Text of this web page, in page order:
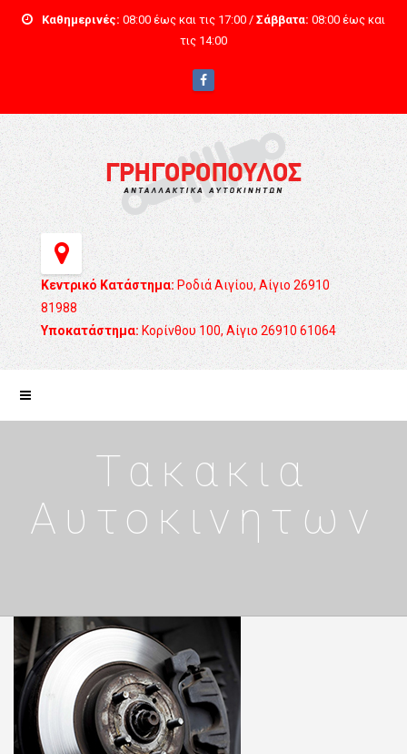
Καθημερινές: 08:00 έως και τις 17:00 / Σάββατα: 08:00 έως και
τις 14:00
Κεντρικό Κατάστημα: Ροδιά Αιγίου, Αίγιο 26910
81988
Υποκατάστημα: Κορίνθου 100, Αίγιο 26910 61064
Τακακια
Αυτοκινητων